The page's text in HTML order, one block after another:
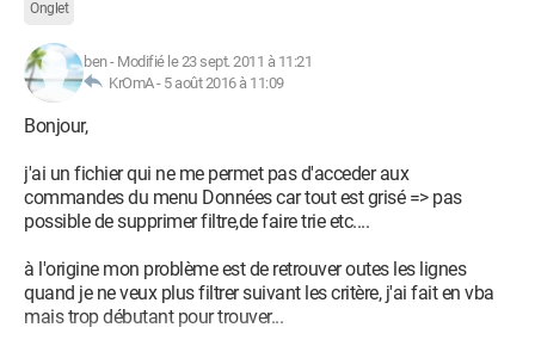
Onglet
ben- Modifié le 23 sept. 2011 à 11:21
KrOmA - 5 août 2016 à 11:09
Bonjour,
j'ai un fichier qui ne me permet pas d'acceder aux
commandes du menu Données car tout est grisé => pas
possible de supprimer filtre,de faire trie etc....
à l'origine mon problème est de retrouver outes les lignes
quand je ne veux plus filtrer suivant les critère, j'ai fait en vba
mais trop débutant pour trouver...